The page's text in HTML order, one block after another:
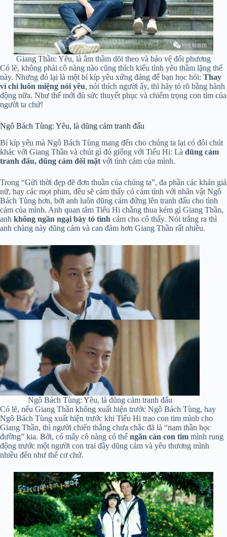
Giang Thần: Yêu, là âm thầm dõi theo và bảo vệ đối phương
Có lẽ, không phải cô nàng nào cũng thích kiểu tình yêu thầm lặng thế
này. Nhưng đó lại là một bí kíp yêu xứng đáng để bạn học hỏi: Thay
vì chỉ luôn miệng nói yêu, nói thích người ấy, thì hãy tỏ rõ bằng hành
động nữa. Như thế mới đủ sức thuyết phục và chiếm trọng con tim của
người ta chứ!
Ngô Bách Tùng: Yêu, là dũng cảm tranh đấu
Bí kíp yêu mà Ngô Bách Tùng mang đến cho chúng ta lại có đôi chút
khác với Giang Thần và chút gì đó giống với Tiểu Hi: Là dũng cảm
tranh đấu, dũng cảm đối mặt với tình cảm của mình.
Trong “Gửi thời đẹp đẽ đơn thuần của chúng ta”, đa phần các khán giả
nữ, hay các mọt phim, đều sẽ cảm thấy có cảm tình với nhân vật Ngô
Bách Tùng hơn, bởi anh luôn dũng cảm đứng lên tranh đấu cho tình
cảm của mình. Anh quan tâm Tiểu Hi chẳng thua kém gì Giang Thần,
anh không ngần ngại bày tỏ tình cảm cho cô thấy. Nói trắng ra thì
anh chàng này dũng cảm và can đảm hơn Giang Thần rất nhiều.
Ngô Bách Tùng: Yêu, là dũng cảm tranh đấu
Có lẽ, nếu Giang Thần không xuất hiện trước Ngô Bách Tùng, hay
Ngô Bách Tùng xuất hiện trước khi Tiểu Hi trao con tim mình cho
Giang Thần, thì người chiến thắng chưa chắc đã là “nam thần học
đường” kia. Bởi, có mấy cô nàng có thể ngăn cản con tim mình rung
động trước một người con trai đầy dũng cảm và yêu thương mình
nhiều đến như thế cơ chứ.